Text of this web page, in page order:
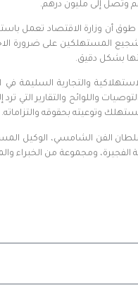
وزارة الاقتصاد تعمل
المستهلكين على ضرورة
بشكل دقيق.
والتجارية السليمة
واللوائح والتقارير التي
وتوعيته بحقوقه والتزاماته.
الفن الشامسي، الوكيل
الفجيرة، ومجموعة من